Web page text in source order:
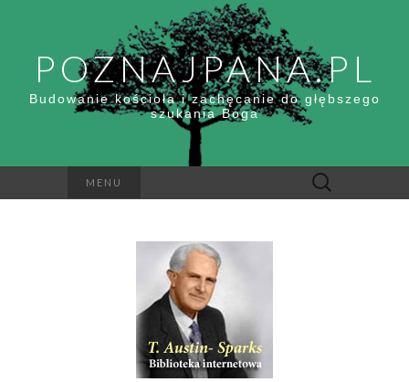
POZNAJPANA.PL
Budowanie kościoła i zachęcanie do głębszego
szukania Boga
MENU Szukaj: